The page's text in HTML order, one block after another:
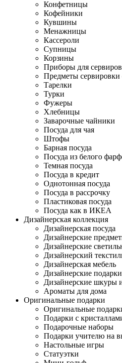
Конфетницы
Кофейники
Кувшины
Менажницы
Кассероли
Супницы
Корзины
Приборы для
Предметы сервировки
Тарелки
Турки
Фужеры
Хлебницы
Заварочные чайники
Посуда для чая
Штофы
Барная посуда
Посуда из белого
Темная посуда
Посуда в кредит
Однотонная посуда
Посуда в рассрочку
Пластиковая посуда
Посуда как в ИКЕА
Дизайнерская коллекция
Дизайнерская посуда
Дизайнерские
Дизайнерские
Дизайнерский
Дизайнерская мебель
Дизайнерские
Дизайнерские шкуры
Ароматы для дома
Оригинальные подарки
Оригинальные
Подарки с
Подарочные наборы
Подарки учителю на
Настольные игры
Статуэтки